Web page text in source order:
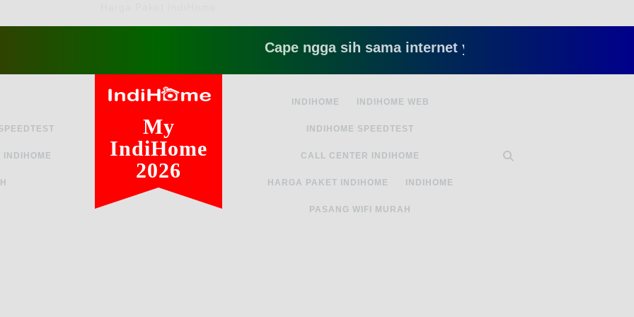
Cape ngga sih sama internet yang lambat gitu gitu aja
INDIHOME
My
IndiHome
2026
INDIHOME INDIHOME WEB
INDIHOME SPEEDTEST
CALL CENTER INDIHOME
HARGA PAKET INDIHOME INDIHOME
PASANG WIFI MURAH